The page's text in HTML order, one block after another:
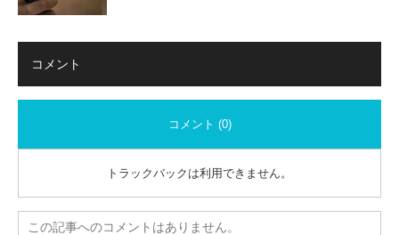
コメント
コメント (0)
トラックバックは利用できません。
この記事へのコメントはありません。